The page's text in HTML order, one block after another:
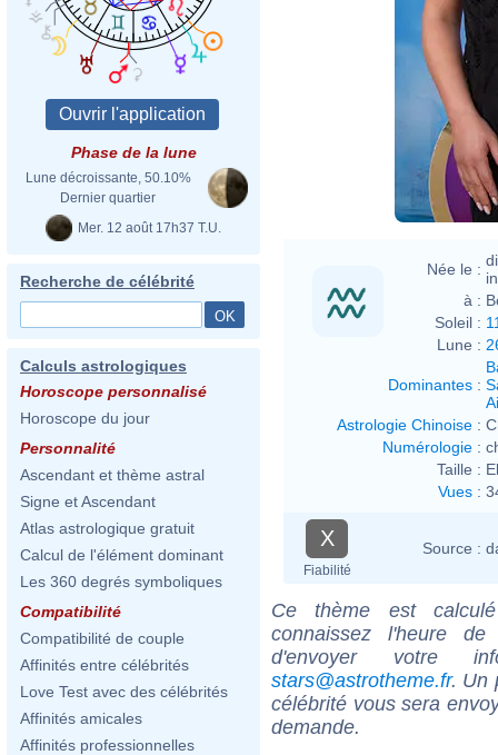
Phase de la lune
Lune décroissante, 50.10%
Dernier quartier
Mer. 12 août 17h37 T.U.
Recherche de célébrité
Calculs astrologiques
Horoscope personnalisé
Horoscope du jour
Personnalité
Ascendant et thème astral
Signe et Ascendant
Atlas astrologique gratuit
Calcul de l'élément dominant
Les 360 degrés symboliques
Compatibilité
Compatibilité de couple
Affinités entre célébrités
Love Test avec des célébrités
Affinités amicales
Affinités professionnelles
Née le :
à :
Soleil :
Lune :
Dominantes :
Astrologie Chinoise :
Numérologie :
Taille :
Vues :
X
Fiabilité
Source :
Ce thème est
connaissez l'heure de
d'envoyer votre
stars@astrotheme.fr. Un
célébrité vous sera
demande.